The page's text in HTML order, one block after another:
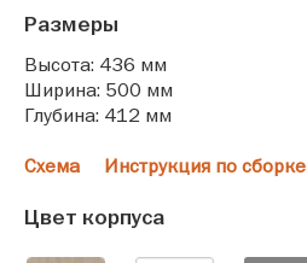
Размеры
Высота: 436 мм
Ширина: 500 мм
Глубина: 412 мм
Схема Инструкция по сборке
Цвет корпуса